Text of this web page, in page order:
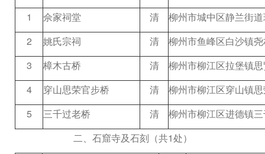
1
佘家祠堂 清
柳州市城中区静兰街
2
姚氏宗祠 清
柳州市鱼峰区白沙镇
3
樟木古桥 清
柳州市柳江区拉堡镇
4
穿山思荣官步桥 清
柳州市柳江区穿山镇
5
三千过老桥 清
柳州市柳江区进德镇
二、石窟寺及石刻（共1处）